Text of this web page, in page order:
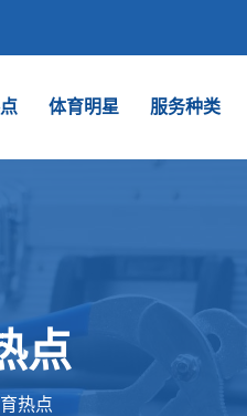
体育明星 服务种类
点
热点